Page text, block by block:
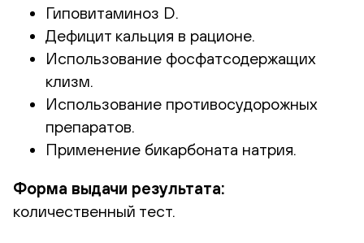
Гиповитаминоз D.
Дефицит кальция в рационе.
Использование фосфатсодержащих
клизм.
Использование противосудорожных
препаратов.
Применение бикарбоната натрия.
Форма выдачи результата:
количественный тест.